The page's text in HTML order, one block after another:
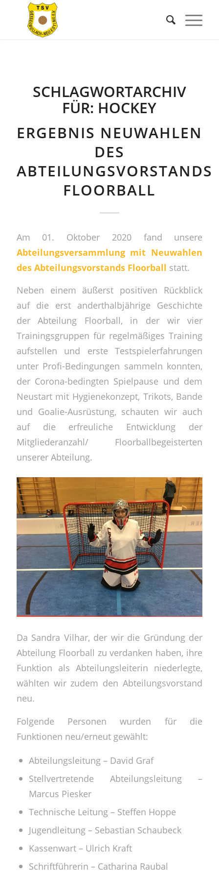
SCHLAGWORTARCHIV
FÜR: HOCKEY
ERGEBNIS NEUWAHLEN
DES
ABTEILUNGSVORSTANDS
FLOORBALL
Am 01. Oktober 2020 fand unsere
Abteilungsversammlung mit Neuwahlen
des Abteilungsvorstands Floorball statt.
Neben einem äußerst positiven Rückblick
auf die erst anderthalbjährige Geschichte
der Abteilung Floorball, in der wir vier
Trainingsgruppen für regelmäßiges Training
aufstellen und erste Testspielerfahrungen
unter Profi-Bedingungen sammeln konnten,
der Corona-bedingten Spielpause und dem
Neustart mit Hygienekonzept, Trikots, Bande
und Goalie-Ausrüstung, schauten wir auch
auf die erfreuliche Entwicklung der
Mitgliederanzahl/ Floorballbegeisterten
unserer Abteilung.
Da Sandra Vilhar, der wir die Gründung der
Abteilung Floorball zu verdanken haben, ihre
Funktion als Abteilungsleiterin niederlegte,
wählten wir zudem den Abteilungsvorstand
neu.
Folgende Personen wurden für die
Funktionen neu/erneut gewählt:
Abteilungsleitung – David Graf
Stellvertretende Abteilungsleitung –
Marcus Piesker
Technische Leitung – Steffen Hoppe
Jugendleitung – Sebastian Schaubeck
Kassenwart – Ulrich Kraft
Schriftführerin – Catharina Raubal